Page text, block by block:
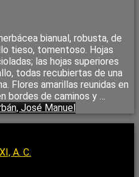
bianual, robusta, de
tieso, tomentoso. Hojas
las hojas superiores
todas recubiertas de una
Flores amarillas reunidas en
bordes de caminos y …
José Manuel
A. C.